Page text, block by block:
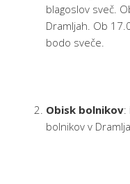
blagoslov sveč.
Dramljah. Ob
bodo sveče.
Obisk bolnikov:
bolnikov v